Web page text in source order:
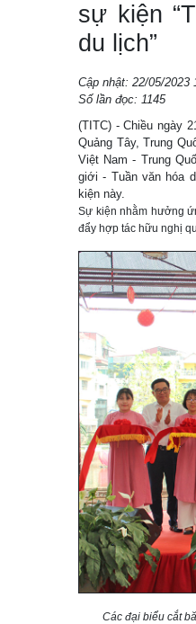
sự kiện
du lịch”
Cập nhật: 22/05/2023
Số lần đọc: 1145
(TITC) - Chiều ngày
Quảng Tây, Trung
Việt Nam - Trung
giới - Tuần văn hóa
kiện này.
Sự kiện nhằm hưởng
đẩy hợp tác hữu nghị
Các đại biểu cắt